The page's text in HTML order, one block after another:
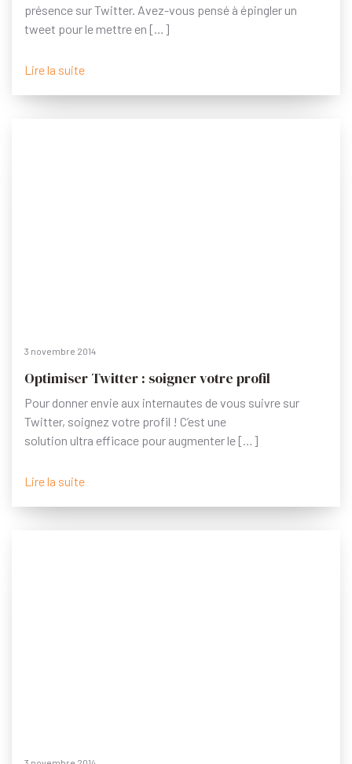
présence sur Twitter. Avez-vous pensé à épingler un
tweet pour le mettre en […]
Lire la suite
3 novembre 2014
Optimiser Twitter : soigner votre profil
Pour donner envie aux internautes de vous suivre sur
Twitter, soignez votre profil ! C’est une
solution ultra efficace pour augmenter le […]
Lire la suite